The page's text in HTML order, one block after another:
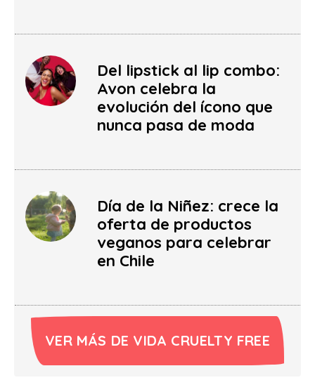
Del lipstick al lip combo:
Avon celebra la
evolución del ícono que
nunca pasa de moda
Día de la Niñez: crece la
oferta de productos
veganos para celebrar
en Chile
VER MÁS DE VIDA CRUELTY FREE